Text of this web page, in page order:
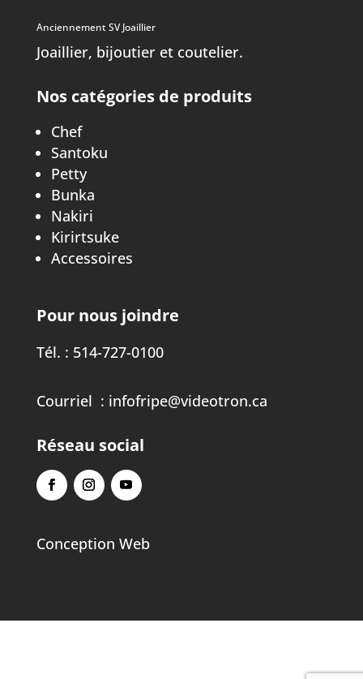
Anciennement SV Joaillier
Joaillier, bijoutier et coutelier.
Nos catégories de produits
Chef
Santoku
Petty
Bunka
Nakiri
Kirirtsuke
Accessoires
Pour nous joindre
Tél. : 514-727-0100
Courriel : infofripe@videotron.ca
Réseau social
Conception Web